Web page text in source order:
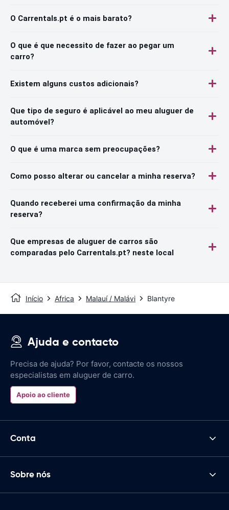
O Carrentals.pt é o mais barato?
O que é que necessito de fazer ao pegar um
carro?
Existem alguns custos adicionais?
Que tipo de seguro é aplicável ao meu aluguer de
automóvel?
O que é uma marca sem preocupações?
Como posso alterar ou cancelar a minha reserva?
Quando receberei uma confirmação da minha
reserva?
Que empresas de aluguer de carros são
comparadas pelo Carrentals.pt? neste local
Início Africa Malauí / Malávi Blantyre
Ajuda e contacto
Precisa de ajuda? Por favor, contacte os nossos
especialistas em aluguer de carro.
Apoio ao cliente
Conta
Sobre nós